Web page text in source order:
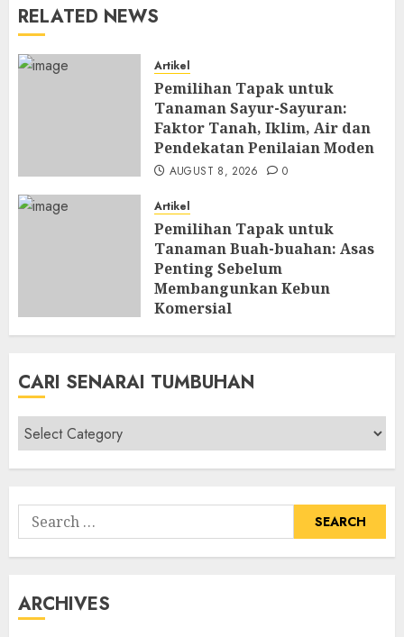
RELATED NEWS
Artikel
Pemilihan Tapak untuk
Tanaman Sayur-Sayuran:
Faktor Tanah, Iklim, Air dan
Pendekatan Penilaian Moden
AUGUST 8, 2026 0
Artikel
Pemilihan Tapak untuk
Tanaman Buah-buahan: Asas
Penting Sebelum
Membangunkan Kebun
Komersial
AUGUST 8, 2026 0
CARI SENARAI TUMBUHAN
Cari
Senarai
Tumbuhan
Search
for:
ARCHIVES